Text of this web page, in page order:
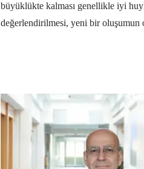
büyüklükte kalması genellikle iyi
değerlendirilmesi, yeni bir oluşumun